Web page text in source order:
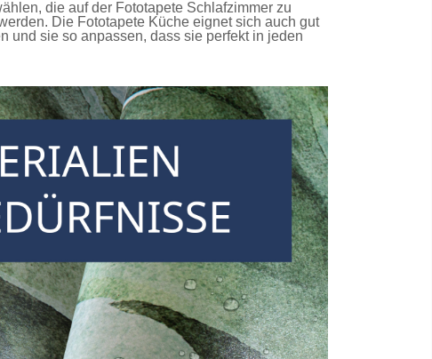
die auf der Fototapete Schlafzimmer zu
Die Fototapete Küche eignet sich auch gut
und sie so anpassen, dass sie perfekt in jeden